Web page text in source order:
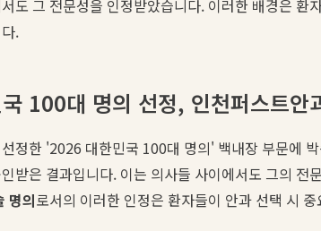
도 그 전문성을 인정받았습니다. 이러한 배경은 환
.
100대 명의 선정, 인천퍼스트안
정한 '2026 대한민국 100대 명의' 백내장 부문에
받은 결과입니다. 이는 의사들 사이에서도 그의 전
명의로서의 이러한 인정은 환자들이 안과 선택 시